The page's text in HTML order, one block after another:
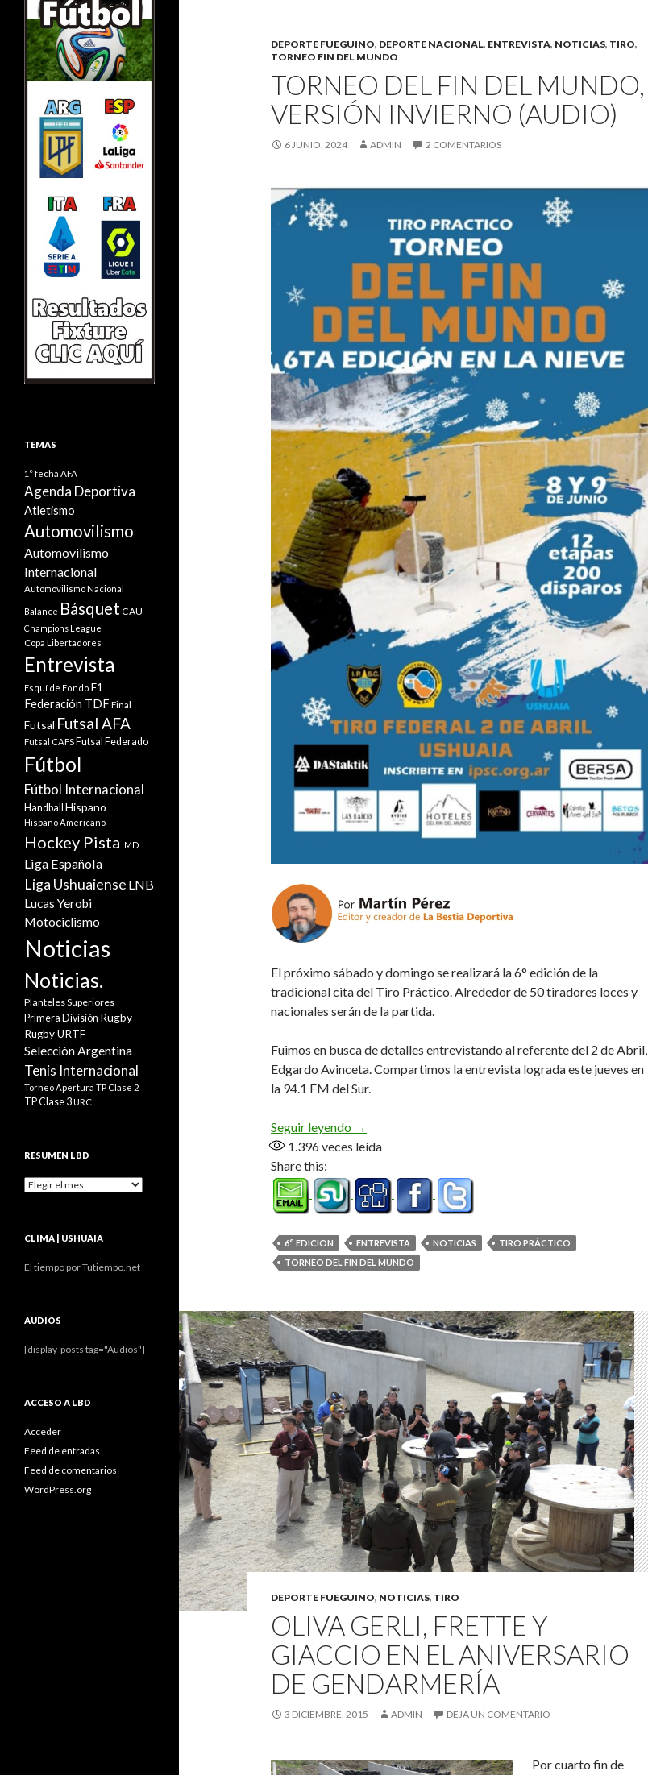
DEPORTE FUEGUINO, DEPORTE NACIONAL, ENTREVISTA, NOTICIAS, TIRO,
TORNEO FIN DEL MUNDO
TORNEO DEL FIN DEL MUNDO,
VERSIÓN INVIERNO (AUDIO)
6 JUNIO, 2024 ADMIN 2 COMENTARIOS
El próximo sábado y domingo se realizará la 6° edición de la
tradicional cita del Tiro Práctico. Alrededor de 50 tiradores loces y
nacionales serán de la partida.
Fuimos en busca de detalles entrevistando al referente del 2 de Abril,
Edgardo Avinceta. Compartimos la entrevista lograda este jueves en
la 94.1 FM del Sur.
Seguir leyendo Torneo del Fin del Mundo, versión invierno (Audio)
→
1.396veces leída
Share this:
6° EDICION ENTREVISTA NOTICIAS
TIRO PRÁCTICO
TORNEO DEL FIN DEL MUNDO
DEPORTE FUEGUINO, NOTICIAS, TIRO
OLIVA GERLI, FRETTE Y
GIACCIO EN EL ANIVERSARIO
DE GENDARMERÍA
3 DICIEMBRE, 2015 ADMIN DEJA UN COMENTARIO
Por cuarto fin de
TEMAS
1° fecha AFA
Agenda Deportiva
Atletismo
Automovilismo
Automovilismo
Internacional
Automovilismo Nacional
Balance Básquet CAU
Champions League
Copa Libertadores
Entrevista
Esquí de Fondo F1
Federación TDF Final
Futsal Futsal AFA
Futsal CAFS Futsal Federado
Fútbol
Fútbol Internacional
Handball Hispano
Hispano Americano
Hockey Pista IMD
Liga Española
Liga Ushuaiense LNB
Lucas Yerobi
Motociclismo
Noticias
Noticias.
Planteles Superiores
Primera División Rugby
Rugby URTF
Selección Argentina
Tenis Internacional
Torneo Apertura TP Clase 2
TP Clase 3URC
RESUMEN LBD
Resumen
CLIMA | USHUAIA
El tiempo por Tutiempo.net
AUDIOS
[display-posts tag="Audios"]
ACCESO A LBD
Acceder
Feed de entradas
Feed de comentarios
WordPress.org